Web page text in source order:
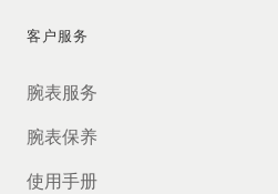
客户服务
腕表服务
腕表保养
使用手册